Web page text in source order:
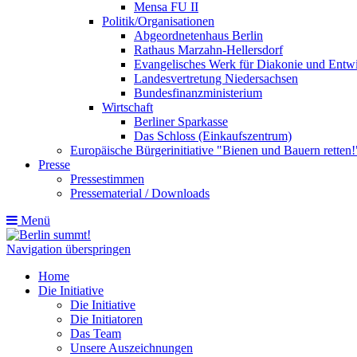
Mensa FU II
Politik/Organisationen
Abgeordnetenhaus Berlin
Rathaus Marzahn-Hellersdorf
Evangelisches Werk für Diakonie und
Landesvertretung Niedersachsen
Bundesfinanzministerium
Wirtschaft
Berliner Sparkasse
Das Schloss (Einkaufszentrum)
Europäische Bürgerinitiative "Bienen und Bauern
Presse
Pressestimmen
Pressematerial / Downloads
Menü
Navigation überspringen
Home
Die Initiative
Die Initiative
Die Initiatoren
Das Team
Unsere Auszeichnungen